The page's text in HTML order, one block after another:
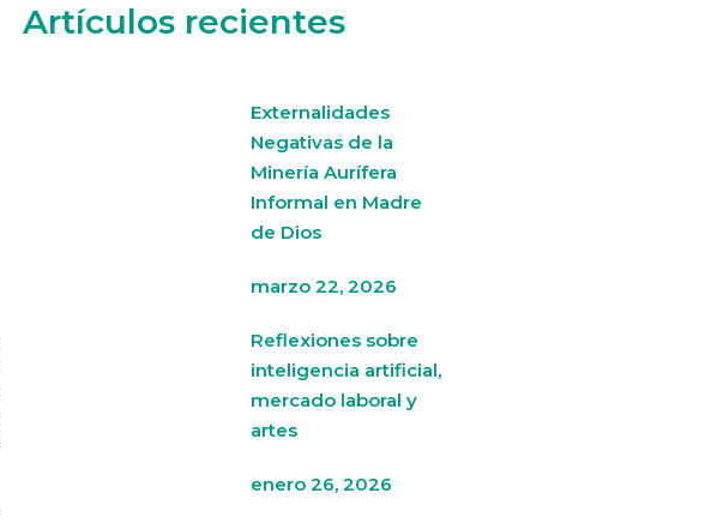
Artículos recientes
Externalidades
Negativas de la
Minería Aurífera
Informal en Madre
de Dios
marzo 22, 2026
Reflexiones sobre
inteligencia artificial,
mercado laboral y
artes
enero 26, 2026